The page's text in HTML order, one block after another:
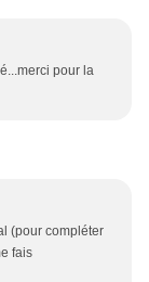
pour la
(pour compléter
fais